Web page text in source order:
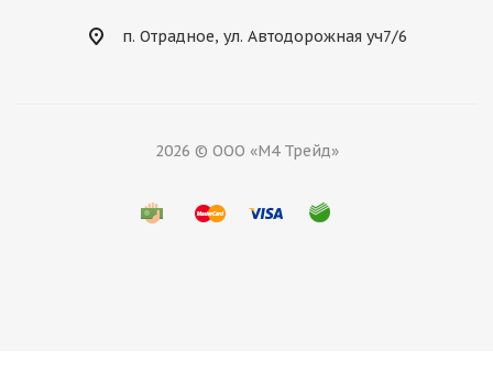
п. Отрадное, ул. Автодорожная уч7/6
2026 © ООО «М4 Трейд»